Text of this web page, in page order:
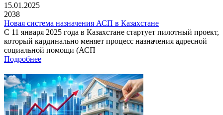
15.01.2025
2038
Новая система назначения АСП в Казахстане
С 11 января 2025 года в Казахстане стартует пилотный проект,
который кардинально меняет процесс назначения адресной
социальной помощи (АСП
Подробнее